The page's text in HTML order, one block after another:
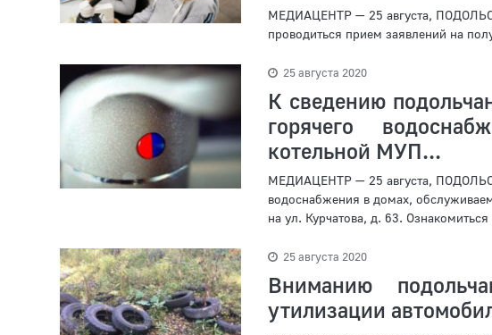
МЕДИАЦЕНТР — 25 августа,
проводиться прием заявлений на
25 августа 2020
К сведению
горячего
котельной МУП...
МЕДИАЦЕНТР — 25 августа,
водоснабжения в домах,
на ул. Курчатова, д. 63.
25 августа 2020
Вниманию
утилизации